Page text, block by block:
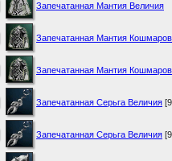
Запечатанная Мантия Величия
Запечатанная Мантия Кошмаров
Запечатанная Мантия Кошмаров
Запечатанная Серьга Величия
Запечатанная Серьга Величия